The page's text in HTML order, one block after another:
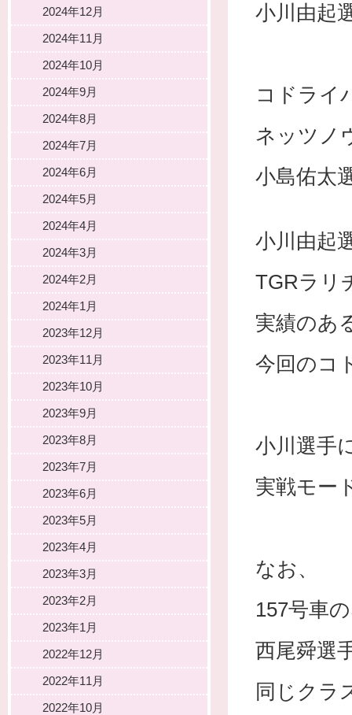
小川由起
コドライ
ネッツノ
小島佑太
小川由起
TGRラリ
実績のあ
今回のコ
小川選手
実戦モー
なお、
157号車
西尾舜選
同じクラ
2024年12月
2024年11月
2024年10月
2024年9月
2024年8月
2024年7月
2024年6月
2024年5月
2024年4月
2024年3月
2024年2月
2024年1月
2023年12月
2023年11月
2023年10月
2023年9月
2023年8月
2023年7月
2023年6月
2023年5月
2023年4月
2023年3月
2023年2月
2023年1月
2022年12月
2022年11月
2022年10月